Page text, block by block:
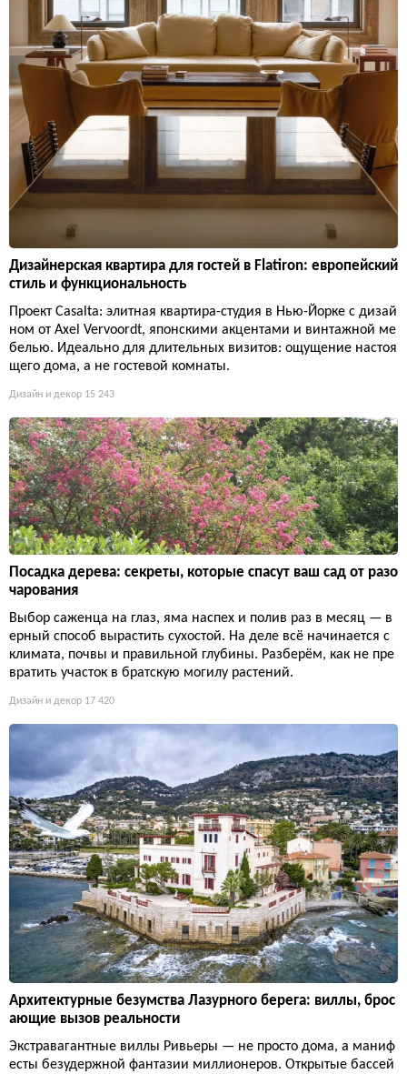
Дизайнерская квартира для гостей в Flatiron: европейский
стиль и функциональность
Проект Casalta: элитная квартира-студия в Нью-Йорке с дизай
ном от Axel Vervoordt, японскими акцентами и винтажной ме
белью. Идеально для длительных визитов: ощущение настоя
щего дома, а не гостевой комнаты.
Дизайн и декор 15 243
Посадка дерева: секреты, которые спасут ваш сад от разо
чарования
Выбор саженца на глаз, яма наспех и полив раз в месяц — в
ерный способ вырастить сухостой. На деле всё начинается с
климата, почвы и правильной глубины. Разберём, как не пре
вратить участок в братскую могилу растений.
Дизайн и декор 17 420
Архитектурные безумства Лазурного берега: виллы, брос
ающие вызов реальности
Экстравагантные виллы Ривьеры — не просто дома, а маниф
есты безудержной фантазии миллионеров. Открытые бассей